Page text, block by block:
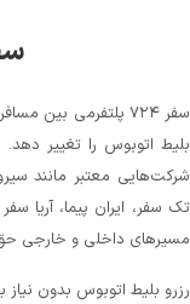
سفر
سفر ۷۲۴ پلتفرمی
بلیط اتوبوس را تغییر
شرکت‌هایی معتبر مانند
تک سفر، ایران پیما، آریا
مسیرهای داخلی و خارجی
رزرو بلیط اتوبوس بدون